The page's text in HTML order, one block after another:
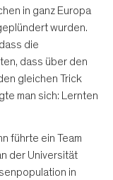
in ganz Europa
wurden.
die
dass über den
gleichen Trick
man sich: Lernten
führte ein Team
der Universität
in